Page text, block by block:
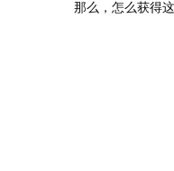
那么，怎么获得